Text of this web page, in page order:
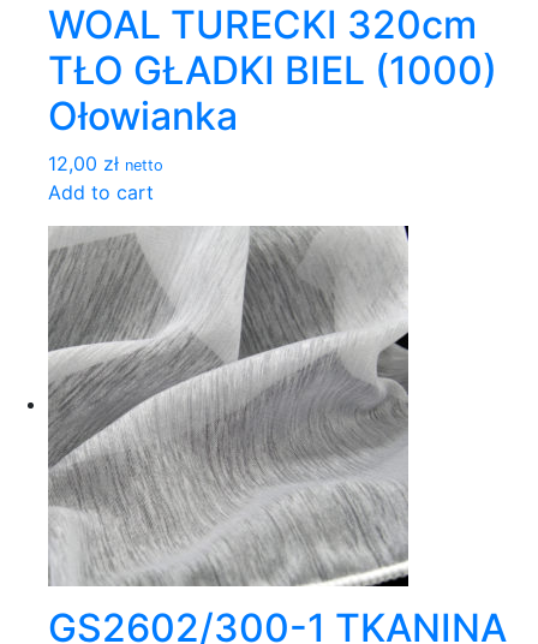
WOAL TURECKI 320cm
TŁO GŁADKI BIEL (1000)
Ołowianka
12,00 zł netto
Add to cart
GS2602/300-1 TKANINA